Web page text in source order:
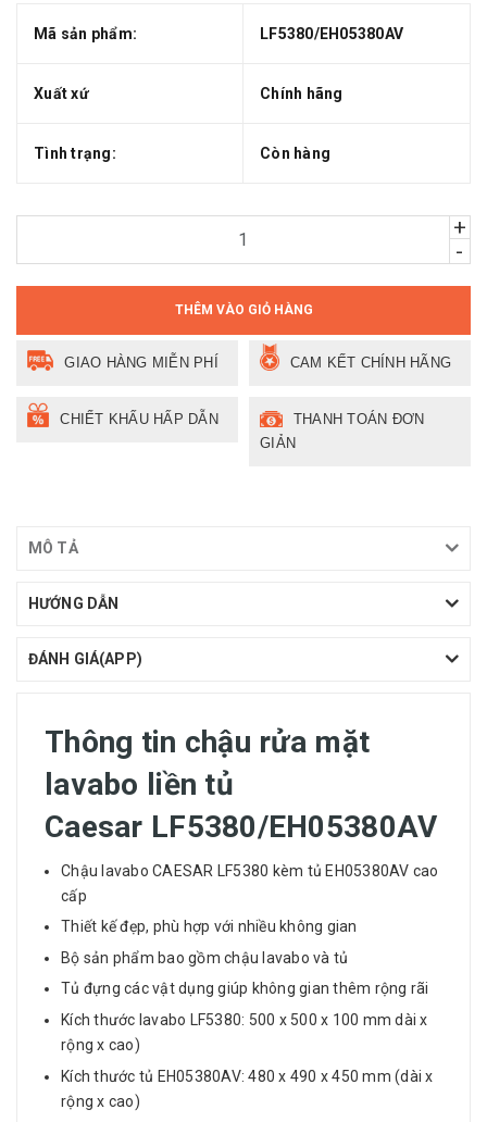
Mã sản phẩm: LF5380/EH05380AV
Xuất xứ Chính hãng
Tình trạng: Còn hàng
+
-
THÊM VÀO GIỎ HÀNG
GIAO HÀNG MIỄN PHÍ CAM KẾT CHÍNH HÃNG
CHIẾT KHẤU HẤP DẪN
THANH TOÁN ĐƠN
GIẢN
MÔ TẢ
HƯỚNG DẪN
ĐÁNH GIÁ(APP)
Thông tin chậu rửa mặt
lavabo liền tủ
Caesar LF5380/EH05380AV
Chậu lavabo CAESAR LF5380 kèm tủ EH05380AV cao
cấp
Thiết kế đẹp, phù hợp với nhiều không gian
Bộ sản phẩm bao gồm chậu lavabo và tủ
Tủ đựng các vật dụng giúp không gian thêm rộng rãi
Kích thước lavabo LF5380: 500 x 500 x 100 mm dài x
rộng x cao)
Kích thước tủ EH05380AV: 480 x 490 x 450 mm (dài x
rộng x cao)